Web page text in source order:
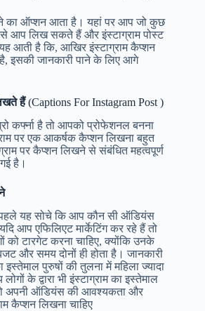
का ऑप्शन आता है। यहां पर आप जो कुछ
आप लिख सकते हैं और इंस्टाग्राम पोस्ट
आती है कि, आखिर इंस्टाग्राम कैप्शन
इसकी जानकारी पाने के लिए आगे
हैं(Captions For Instagram Post )
कर्फ्ना है तो आपको प्रोफेशनल बनना
पर एक आकर्षक कैप्शन लिखना बहुत
पर कैप्शन लिखने से संबंधित महत्वपूर्ण
है।
यह सोचे कि आप कौन सी ऑडियंस
आप एफिलिएट मार्केटिंग कर रहे हैं तो
टारगेट करना चाहिए, क्योंकि उनके
और समय दोनों ही होता है। जानकारी
पुरुषों की तुलना में महिला ज्यादा
के द्वारा भी इंस्टाग्राम का इस्तेमाल
अपनी ऑडियंस की आवश्यकता और
कैप्शन लिखना चाहिए